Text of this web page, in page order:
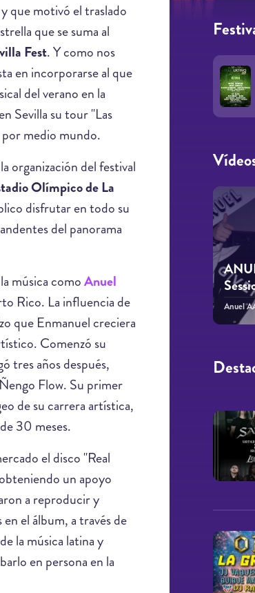
que motivó el traslado
que se suma al
Fest. Y como nos
en incorporarse al que
del verano en la
Sevilla su tour "Las
medio mundo.
organización del festival
Olímpico de La
disfrutar en todo su
del panorama
música comoAnuel
Rico. La influencia de
que Enmanuel creciera
Comenzó su
tres años después,
Flow. Su primer
de su carrera artística,
30 meses.
el disco "Real
un apoyo
a reproducir y
el álbum, a través de
la música latina y
en persona en la
Anuel